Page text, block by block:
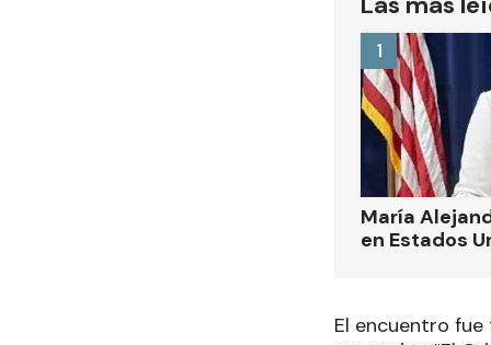
María
en Estados
1
El encuentro